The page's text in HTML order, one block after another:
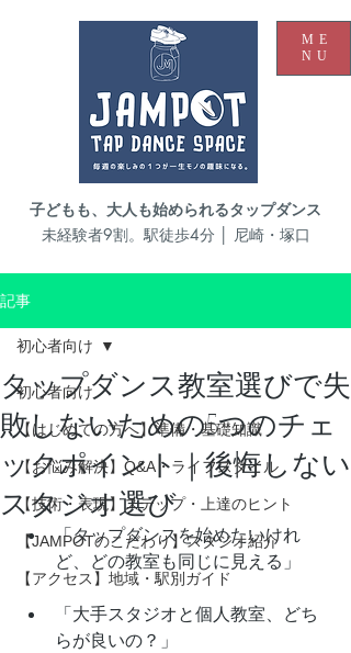
ME
NU
子どもも、大人も始められるタップダンス
未経験者9割。駅徒歩4分 │ 尼崎・塚口
記事
初心者向け
【はじめての方へ】準備・基礎知識
【お悩み解決】Q&A・ライフスタイル
【技術・表現】ステップ・上達のヒント
【JAMPOTのこだわり】スタジオ紹介
【アクセス】地域・駅別ガイド
初心者向け
タップダンス教室選びで失
敗しないための5つのチェ
ックポイント｜後悔しない
スタジオ選び
「タップダンスを始めたいけれ
ど、どの教室も同じに見える」
「大手スタジオと個人教室、どち
らが良いの？」